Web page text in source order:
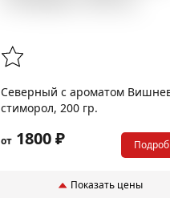
Северный с ароматом
стиморол, 200 гр.
от1800 ₽
Показать цены